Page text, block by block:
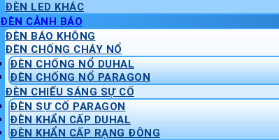
ĐÈN LED KHÁC
ĐÈN CẢNH BÁO
ĐÈN BÁO KHÔNG
ĐÈN CHỐNG CHÁY NỔ
ĐÈN CHỐNG NỔ DUHAL
ĐÈN CHỐNG NỔ PARAGON
ĐÈN CHIẾU SÁNG SỰ CỐ
ĐÈN SỰ CỐ PARAGON
ĐÈN KHẨN CẤP DUHAL
ĐÈN KHẨN CẤP RẠNG ĐÔNG